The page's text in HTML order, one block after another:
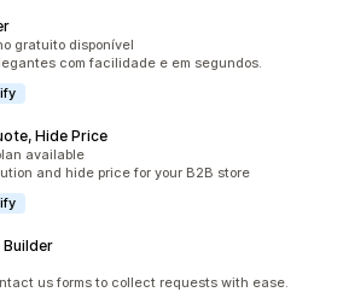
gratuito disponível
com facilidade e em segundos.
Hide Price
available
and hide price for your B2B store
Builder
us forms to collect requests with ease.